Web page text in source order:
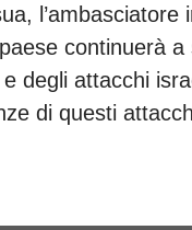
continuerà
degli attacchi
di questi